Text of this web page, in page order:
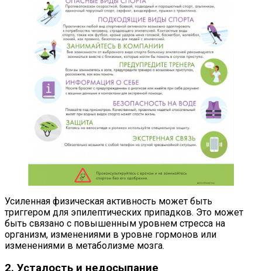
Усиленная физическая активность может быть
триггером для эпилептических припадков. Это может
быть связано с повышенным уровнем стресса на
организм, изменениями в уровне гормонов или
изменениями в метаболизме мозга.
2. Усталость и недосыпание